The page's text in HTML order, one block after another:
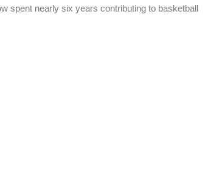
spent nearly six years contributing to basketball